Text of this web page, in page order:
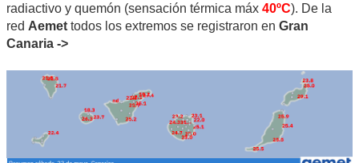
radiactivo y quemón (sensación térmica máx 40ºC). De la
red Aemet todos los extremos se registraron en Gran
Canaria ->